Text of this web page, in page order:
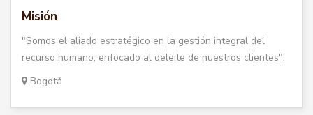
Misión
"Somos el aliado estratégico en la gestión integral del
recurso humano, enfocado al deleite de nuestros clientes".
Bogotá